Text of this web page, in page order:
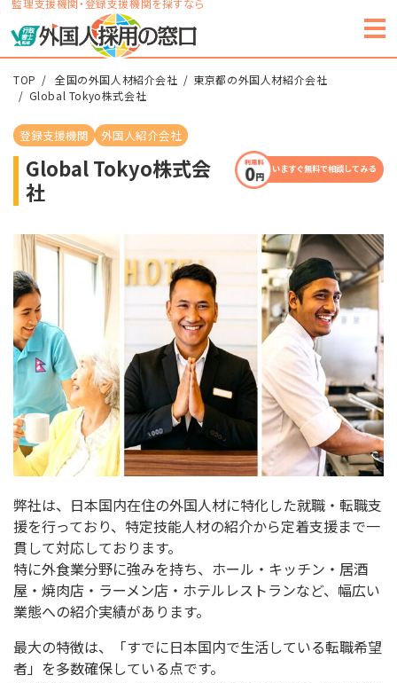
監理支援機関・登録支援機関を探すなら
TOP 全国の外国人材紹介会社
東京都の外国人材紹介会社
Global Tokyo株式会社
登録支援機関 外国人紹介会社
Global Tokyo株式会
社
いますぐ無料で相談してみる
弊社は、日本国内在住の外国人材に特化した就職・ 転職支
援を行っており、 特定技能人材の紹介から定着支援まで一
貫して対応しております。
特に外食業分野に強みを持ち、ホール・キッチン・居酒
屋・ 焼肉店・ラーメン店・ホテルレストランなど、 幅広い
業態への紹介実績があります。
最大の特徴は、「すでに日本国内で生活している転職希望
者」 を多数確保している点です。